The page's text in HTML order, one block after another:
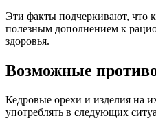
Эти факты подчеркивают, что
полезным дополнением к
здоровья.
Возможные
Кедровые орехи и изделия на
употреблять в следующих